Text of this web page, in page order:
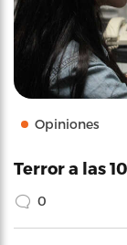
Opiniones
Terror a las
0